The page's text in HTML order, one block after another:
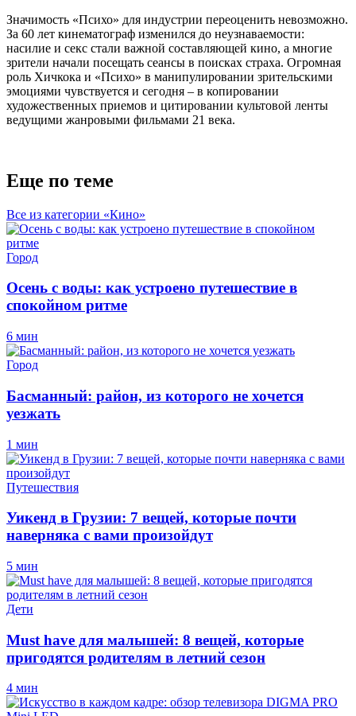
Значимость «Психо» для индустрии переоценить невозможно.
За 60 лет кинематограф изменился до неузнаваемости:
насилие и секс стали важной составляющей кино, а многие
зрители начали посещать сеансы в поисках страха. Огромная
роль Хичкока и «Психо» в манипулировании зрительскими
эмоциями чувствуется и сегодня – в копировании
художественных приемов и цитировании культовой ленты
ведущими жанровыми фильмами 21 века.
Еще по теме
Все из категории «Кино»
Город
Осень с воды: как устроено путешествие в
спокойном ритме
6 мин
Город
Басманный: район, из которого не хочется
уезжать
1 мин
Путешествия
Уикенд в Грузии: 7 вещей, которые почти
наверняка с вами произойдут
5 мин
Дети
Must have для малышей: 8 вещей, которые
пригодятся родителям в летний сезон
4 мин